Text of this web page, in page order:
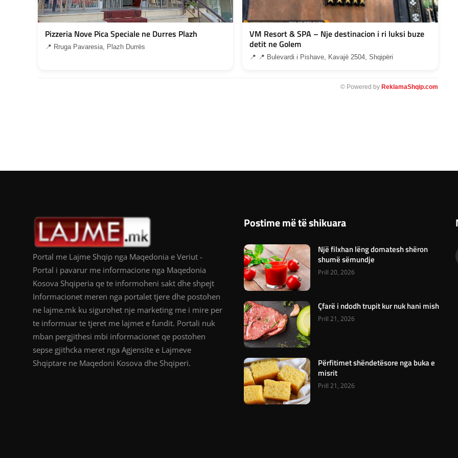
Pizzeria Nove Pica Speciale ne Durres Plazh
📍 Rruga Pavaresia, Plazh Durrës
VM Resort & SPA – Nje destinacion i ri luksi buze
detit ne Golem
📍 📍 Bulevardi i Pishave, Kavajë 2504, Shqipëri
© Powered by ReklamaShqip.com
Portal me Lajme Shqip nga Maqedonia e Veriut -
Portal i pavarur me informacione nga Maqedonia
Kosova Shqiperia qe te informoheni sakt dhe shpejt
Informacionet meren nga portalet tjere dhe postohen
ne lajme.mk ku sigurohet nje marketing me i mire per
te informuar te tjeret me lajmet e fundit. Portali nuk
mban pergjithesi mbi informacionet qe postohen
sepse gjithcka meret nga Agjensite e Lajmeve
Shqiptare ne Maqedoni Kosova dhe Shqiperi.
Postime më të shikuara
Një filxhan lëng domatesh shëron
shumë sëmundje
Prill 20, 2026
Çfarë i ndodh trupit kur nuk hani mish
Prill 21, 2026
Përfitimet shëndetësore nga buka e
misrit
Prill 21, 2026